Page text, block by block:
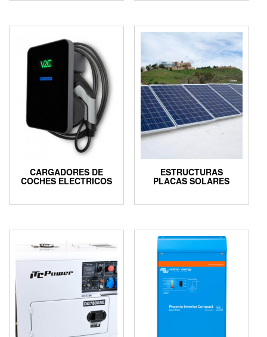
CARGADORES DE
COCHES ELECTRICOS
ESTRUCTURAS
PLACAS SOLARES